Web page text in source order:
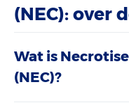
(NEC): over
Wat is
(NEC)?